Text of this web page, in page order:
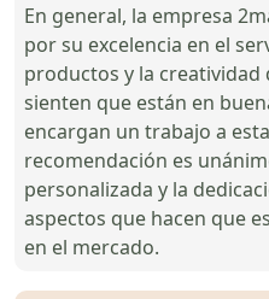
En general, la empresa
por su excelencia en el
productos y la creatividad
sienten que están en
encargan un trabajo a
recomendación es
personalizada y la
aspectos que hacen que
en el mercado.